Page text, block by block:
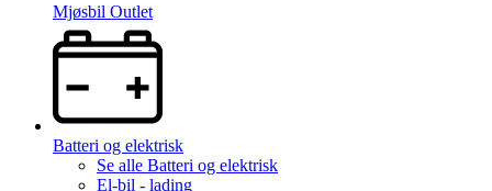
Mjøsbil Outlet
Batteri og elektrisk
Se alle Batteri og elektrisk
El-bil - lading